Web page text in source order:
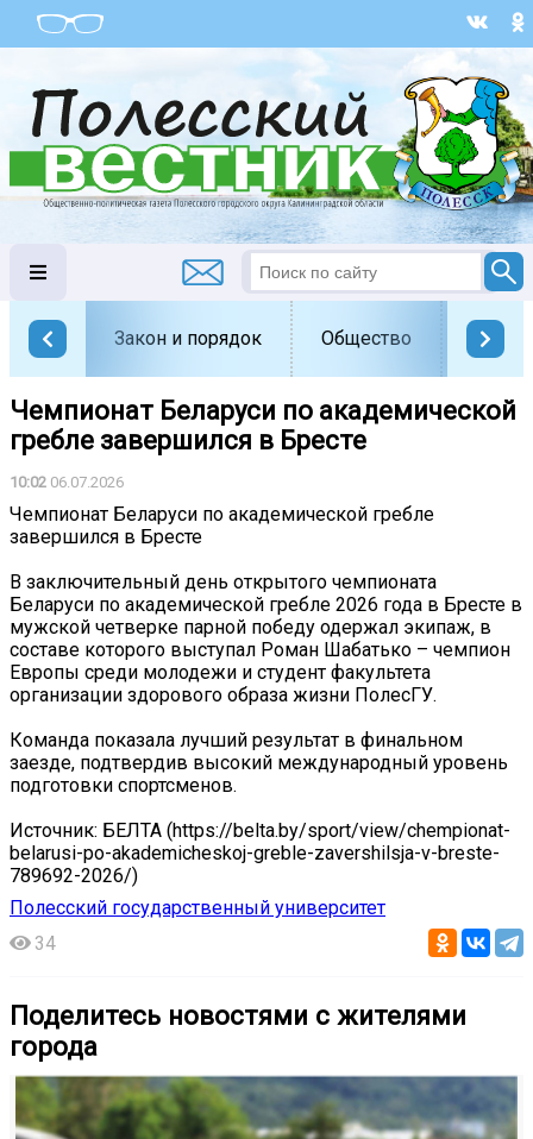
Закон и порядок Общество
Чемпионат Беларуси по академической
гребле завершился в Бресте
10:02 06.07.2026
Чемпионат Беларуси по академической гребле
завершился в Бресте
В заключительный день открытого чемпионата
Беларуси по академической гребле 2026 года в Бресте в
мужской четверке парной победу одержал экипаж, в
составе которого выступал Роман Шабатько – чемпион
Европы среди молодежи и студент факультета
организации здорового образа жизни ПолесГУ.
Команда показала лучший результат в финальном
заезде, подтвердив высокий международный уровень
подготовки спортсменов.
Источник: БЕЛТА (https://belta.by/sport/view/chempionat-
belarusi-po-akademicheskoj-greble-zavershilsja-v-breste-
789692-2026/)
Полесский государственный университет
34
Поделитесь новостями с жителями
города